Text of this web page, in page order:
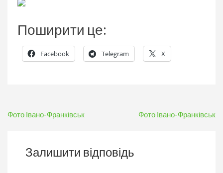
Поширити це:
Facebook Telegram X
Навігація
Фото Івано-Франківськ Фото Івано-Франківськ
Залишити відповідь